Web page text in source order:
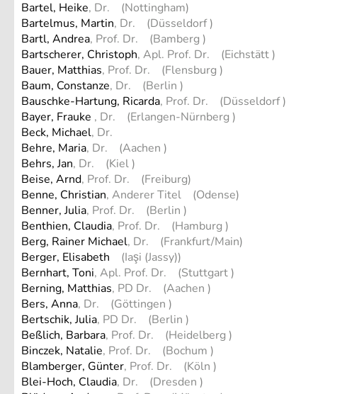
Bartel, Heike, Dr. (Nottingham)
Bartelmus, Martin, Dr. (Düsseldorf )
Bartl, Andrea, Prof. Dr. (Bamberg )
Bartscherer, Christoph, Apl. Prof. Dr. (Eichstätt )
Bauer, Matthias, Prof. Dr. (Flensburg )
Baum, Constanze, Dr. (Berlin )
Bauschke-Hartung, Ricarda, Prof. Dr. (Düsseldorf )
Bayer, Frauke , Dr. (Erlangen-Nürnberg )
Beck, Michael, Dr.
Behre, Maria, Dr. (Aachen )
Behrs, Jan, Dr. (Kiel )
Beise, Arnd, Prof. Dr. (Freiburg)
Benne, Christian, Anderer Titel (Odense)
Benner, Julia, Prof. Dr. (Berlin )
Benthien, Claudia, Prof. Dr. (Hamburg )
Berg, Rainer Michael, Dr. (Frankfurt/Main)
Berger, Elisabeth (Iaşi (Jassy))
Bernhart, Toni, Apl. Prof. Dr. (Stuttgart )
Berning, Matthias, PD Dr. (Aachen )
Bers, Anna, Dr. (Göttingen )
Bertschik, Julia, PD Dr. (Berlin )
Beßlich, Barbara, Prof. Dr. (Heidelberg )
Binczek, Natalie, Prof. Dr. (Bochum )
Blamberger, Günter, Prof. Dr. (Köln )
Blei-Hoch, Claudia, Dr. (Dresden )